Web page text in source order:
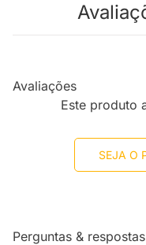
Avaliações
Este produto
SEJA O
Perguntas & respostas